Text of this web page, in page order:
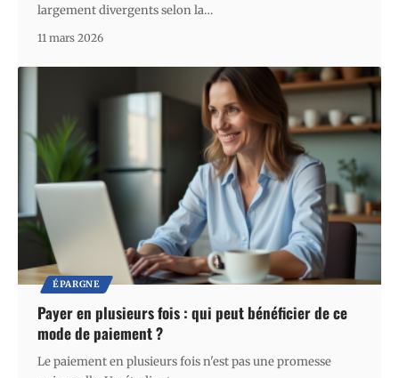
largement divergents selon la…
11 mars 2026
ÉPARGNE
Payer en plusieurs fois : qui peut bénéficier de ce
mode de paiement ?
Le paiement en plusieurs fois n'est pas une promesse